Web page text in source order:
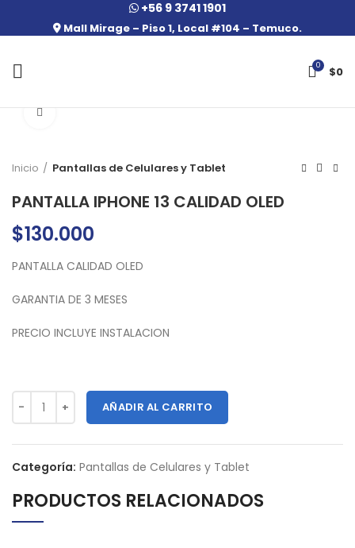
+56 9 3741 1901
Mall Mirage – Piso 1, Local #104 – Temuco.
0 $0
Click to enlarge
Inicio Pantallas de Celulares y Tablet
PANTALLA IPHONE 13 CALIDAD OLED
$130.000
PANTALLA CALIDAD OLED
GARANTIA DE 3 MESES
PRECIO INCLUYE INSTALACION
AÑADIR AL CARRITO
Categoría: Pantallas de Celulares y Tablet
PRODUCTOS RELACIONADOS